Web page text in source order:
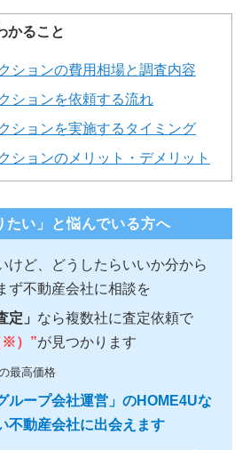
かること
ションの費用相場と調査内容
ションを依頼する流れ
ションを実施するタイミング
ションのメリット・デメリット
たい」と悩んでいる方へ
けど、どうしたらいいか分から
ず不動産会社に相談を
定」 なら複数社に査定依頼で
※）”が見つかります
最高価格
ループ会社運営」のHOME4Uな
不動産会社に出会えます